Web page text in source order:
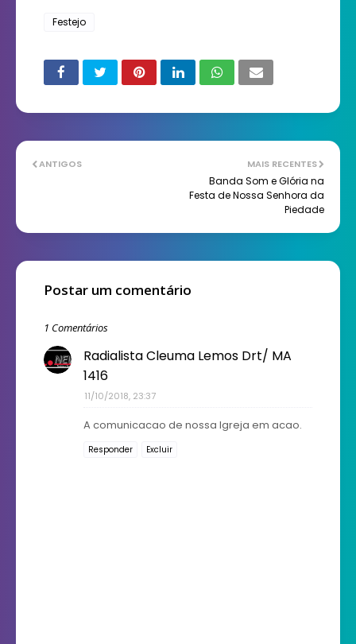
Festejo
MAIS RECENTES
Banda Som e Glória na
Festa de Nossa Senhora da
Piedade
ANTIGOS
Postar um comentário
1 Comentários
Radialista Cleuma Lemos Drt/ MA
1416
11/10/2018, 23:37
A comunicacao de nossa Igreja em acao.
Responder Excluir